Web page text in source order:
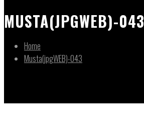
MUSTA(JPGWEB)-043
Home
Musta(jpgWEB)-043